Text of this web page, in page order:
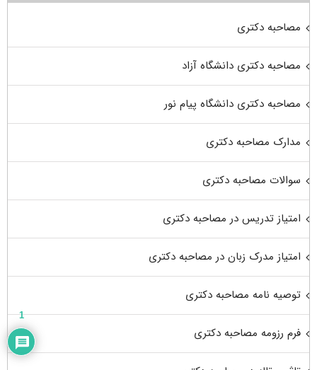
مصاحبه دکتری
مصاحبه دکتری دانشگاه آزاد
مصاحبه دکتری دانشگاه پیام نور
مدارک مصاحبه دکتری
سوالات مصاحبه دکتری
امتیاز تدریس در مصاحبه دکتری
امتیاز مدرک زبان در مصاحبه دکتری
توصیه نامه مصاحبه دکتری
فرم رزومه مصاحبه دکتری
1